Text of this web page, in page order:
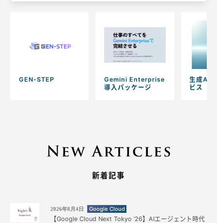
GEN-STEP
Gemini Enterprise
導入パッケージ
生成AI
ビス
新着記事
2026年8月4日 Google Cloud
【Google Cloud Next Tokyo ’26】AIエージェント時代